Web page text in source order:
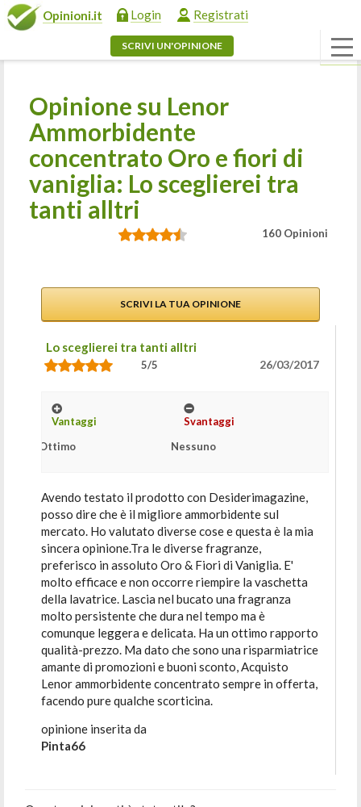
Opinioni.it Login Registrati
SCRIVI UN'OPINIONE
Opinione su Lenor
Ammorbidente
concentrato Oro e fiori di
vaniglia: Lo sceglierei tra
tanti alltri
160 Opinioni
SCRIVI LA TUA OPINIONE
Lo sceglierei tra tanti alltri
5/5 26/03/2017
Vantaggi
Ottimo
Svantaggi
Nessuno
Avendo testato il prodotto con Desiderimagazine,
posso dire che è il migliore ammorbidente sul
mercato. Ho valutato diverse cose e questa è la mia
sincera opinione.Tra le diverse fragranze,
preferisco in assoluto Oro & Fiori di Vaniglia. E'
molto efficace e non occorre riempire la vaschetta
della lavatrice. Lascia nel bucato una fragranza
molto persistente che dura nel tempo ma è
comunque leggera e delicata. Ha un ottimo rapporto
qualità-prezzo. Ma dato che sono una risparmiatrice
amante di promozioni e buoni sconto, Acquisto
Lenor ammorbidente concentrato sempre in offerta,
facendo pure qualche scorticina.
opinione inserita da
Pinta66